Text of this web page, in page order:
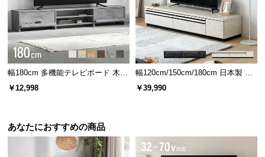
幅180cm 多機能テレビボード 木
目/石目調 オープン収納・引き出し
￥12,998
幅120cm/150cm/180cm 日本製 テ
レビボード
￥39,990
あなたにおすすめの商品